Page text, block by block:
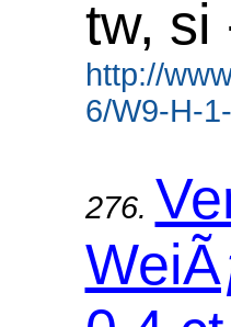
tw, si
http://
6/W9-H-
276.